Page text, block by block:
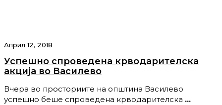
Април 12, 2018
Успешно спроведена крводарителска
акција во Василево
Вчера во просториите на општина Василево
успешно беше спроведена крводарителска …